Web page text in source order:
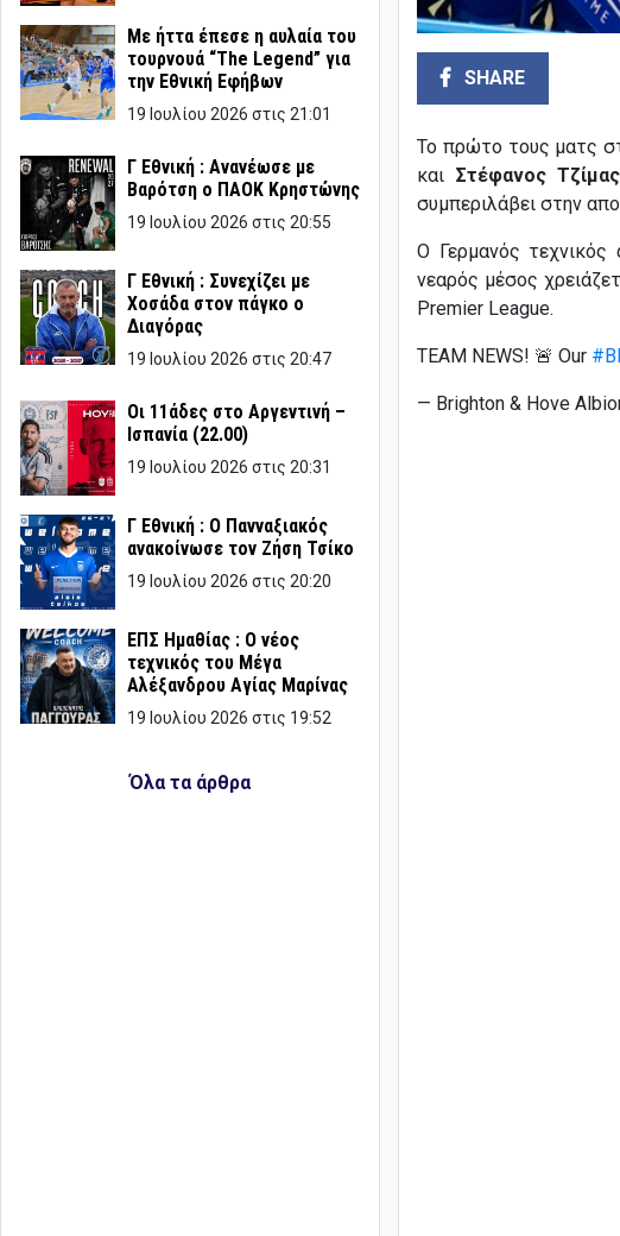
Με ήττα έπεσε η αυλαία του
τουρνουά “The Legend” για
την Εθνική Εφήβων
19 Ιουλίου 2026 στις 21:01
Γ Εθνική : Ανανέωσε με
Βαρότση ο ΠΑΟΚ Κρηστώνης
19 Ιουλίου 2026 στις 20:55
Γ Εθνική : Συνεχίζει με
Χοσάδα στον πάγκο ο
Διαγόρας
19 Ιουλίου 2026 στις 20:47
Οι 11άδες στο Αργεντινή –
Ισπανία (22.00)
19 Ιουλίου 2026 στις 20:31
Γ Εθνική : Ο Πανναξιακός
ανακοίνωσε τον Ζήση Τσίκο
19 Ιουλίου 2026 στις 20:20
ΕΠΣ Ημαθίας : Ο νέος
τεχνικός του Μέγα
Αλέξανδρου Αγίας Μαρίνας
19 Ιουλίου 2026 στις 19:52
Όλα τα άρθρα
SHARE
Το πρώτο τους ματς
και Στέφανος Τζίμας
συμπεριλάβει στην
Ο Γερμανός
νεαρός μέσος
Premier League.
TEAM NEWS! 🚨 Our
— Brighton & Hove